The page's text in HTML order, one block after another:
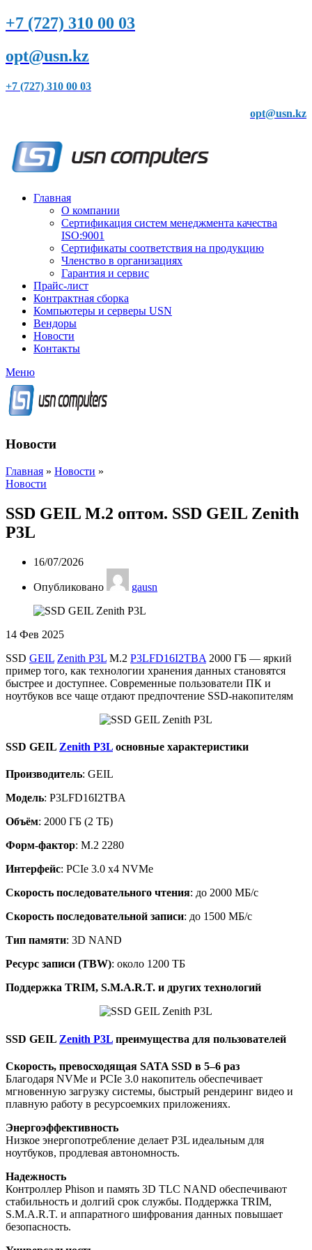
+7 (727) 310 00 03
opt@usn.kz
+7 (727) 310 00 03
opt@usn.kz
Главная
О компании
Сертификация систем менеджмента качества
ISO:9001
Сертификаты соответствия на продукцию
Членство в организациях
Гарантия и сервис
Прайс-лист
Контрактная сборка
Компьютеры и серверы USN
Вендоры
Новости
Контакты
Меню
Новости
Главная » Новости »
Новости
SSD GEIL M.2 оптом. SSD GEIL Zenith
P3L
16/07/2026
Опубликовано gausn
14 Фев 2025
SSD GEIL Zenith P3L M.2 P3LFD16I2TBA 2000 ГБ — яркий
пример того, как технологии хранения данных становятся
быстрее и доступнее. Современные пользователи ПК и
ноутбуков все чаще отдают предпочтение SSD-накопителям
SSD GEIL Zenith P3L основные характеристики
Производитель: GEIL
Модель: P3LFD16I2TBA
Объём: 2000 ГБ (2 ТБ)
Форм-фактор: M.2 2280
Интерфейс: PCIe 3.0 x4 NVMe
Скорость последовательного чтения: до 2000 МБ/с
Скорость последовательной записи: до 1500 МБ/с
Тип памяти: 3D NAND
Ресурс записи (TBW): около 1200 ТБ
Поддержка TRIM, S.M.A.R.T. и других технологий
SSD GEIL Zenith P3L преимущества для пользователей
Скорость, превосходящая SATA SSD в 5–6 раз
Благодаря NVMe и PCIe 3.0 накопитель обеспечивает
мгновенную загрузку системы, быстрый рендеринг видео и
плавную работу в ресурсоемких приложениях.
Энергоэффективность
Низкое энергопотребление делает P3L идеальным для
ноутбуков, продлевая автономность.
Надежность
Контроллер Phison и память 3D TLC NAND обеспечивают
стабильность и долгий срок службы. Поддержка TRIM,
S.M.A.R.T. и аппаратного шифрования данных повышает
безопасность.